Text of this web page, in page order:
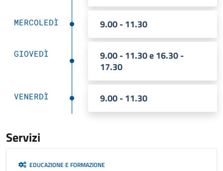
MERCOLEDÌ 9.00 - 11.30
GIOVEDÌ
9.00 - 11.30 e 16.30 -
17.30
VENERDÌ 9.00 - 11.30
Servizi
EDUCAZIONE E FORMAZIONE